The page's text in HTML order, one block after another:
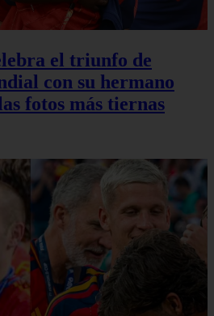
el triunfo de
con su hermano
fotos más tiernas